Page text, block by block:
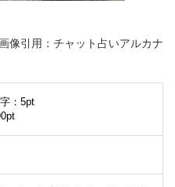
像引用：チャット占いアルカナ
：5pt